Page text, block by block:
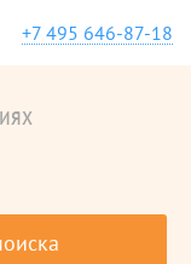
+7 495 646-87-18